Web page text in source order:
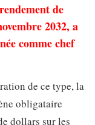
de
2032, a
comme chef
de ce type, la
obligataire
dollars sur les